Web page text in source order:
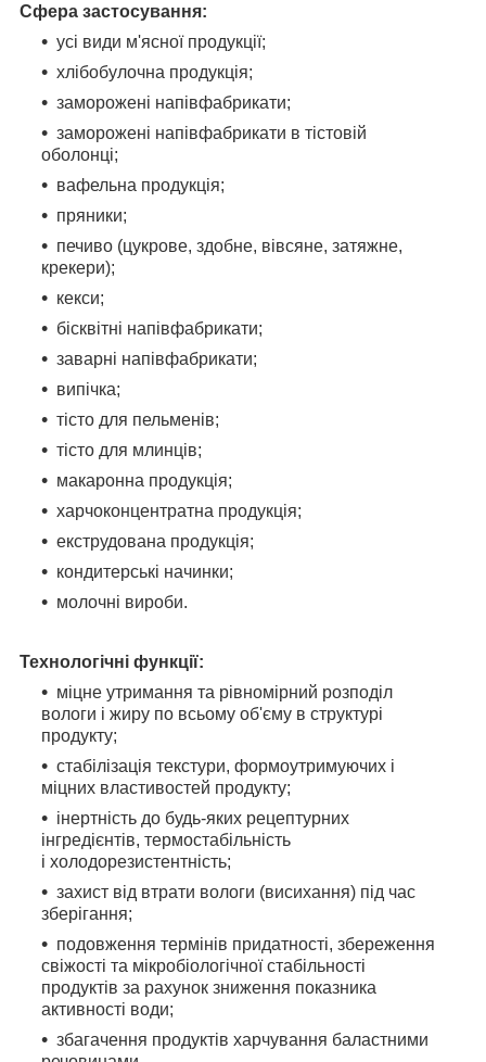
Сфера застосування:
усі види м'ясної продукції;
хлібобулочна продукція;
заморожені напівфабрикати;
заморожені напівфабрикати в тістовій
оболонці;
вафельна продукція;
пряники;
печиво (цукрове, здобне, вівсяне, затяжне,
крекери);
кекси;
бісквітні напівфабрикати;
заварні напівфабрикати;
випічка;
тісто для пельменів;
тісто для млинців;
макаронна продукція;
харчоконцентратна продукція;
екструдована продукція;
кондитерські начинки;
молочні вироби.
Технологічні функції:
міцне утримання та рівномірний розподіл
вологи і жиру по всьому об'єму в структурі
продукту;
стабілізація текстури, формоутримуючих і
міцних властивостей продукту;
інертність до будь-яких рецептурних
інгредієнтів, термостабільність
і холодорезистентність;
захист від втрати вологи (висихання) під час
зберігання;
подовження термінів придатності, збереження
свіжості та мікробіологічної стабільності
продуктів за рахунок зниження показника
активності води;
збагачення продуктів харчування баластними